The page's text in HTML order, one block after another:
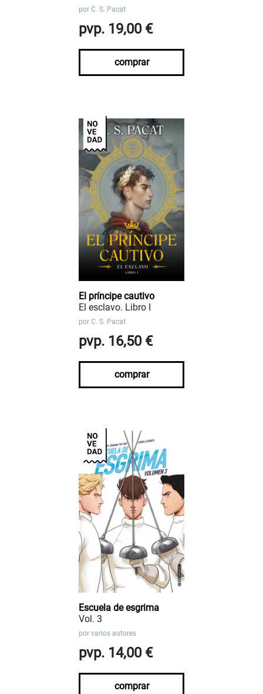
por C. S. Pacat
pvp. 19,00 €
comprar
El príncipe cautivo
El esclavo. Libro I
por C. S. Pacat
pvp. 16,50 €
comprar
Escuela de esgrima
Vol. 3
por varios autores
pvp. 14,00 €
comprar